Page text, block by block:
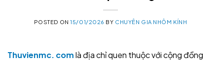
POSTED ON15/01/2026 BY CHUYÊN GIA NHÔM KÍNH
Thuvienmc. comlà địa chỉ quen thuộc với cộng đồng